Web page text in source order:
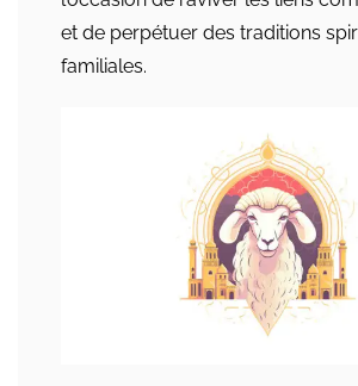
et de perpétuer des traditions
familiales.